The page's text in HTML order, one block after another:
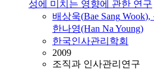
성에 미치는 영향에 관한 연구
배상욱(Bae Sang Wook),
한나영(Han Na Young)
한국인사관리학회
2009
조직과 인사관리연구